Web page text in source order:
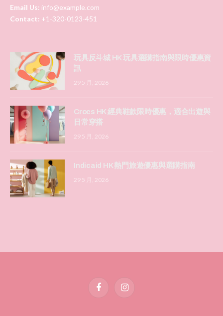
Email Us: info@example.com
Contact: +1-320-0123-451
玩具反斗城 HK 玩具選購指南與限時優惠資
訊
29 5 月, 2026
Crocs HK 經典鞋款限時優惠，適合出遊與
日常穿搭
29 5 月, 2026
Indicaid HK 熱門旅遊優惠與選購指南
29 5 月, 2026
FacebookInstagram